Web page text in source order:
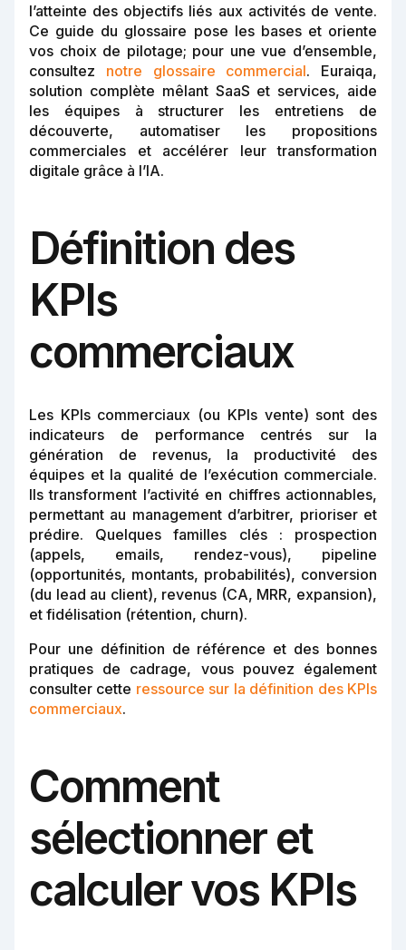
l’atteinte des objectifs liés aux activités de vente.
Ce guide du glossaire pose les bases et oriente
vos choix de pilotage; pour une vue d’ensemble,
consultez notre glossaire commercial. Euraiqa,
solution complète mêlant SaaS et services, aide
les équipes à structurer les entretiens de
découverte, automatiser les propositions
commerciales et accélérer leur transformation
digitale grâce à l’IA.
Définition des
KPIs
commerciaux
Les KPIs commerciaux (ou KPIs vente) sont des
indicateurs de performance centrés sur la
génération de revenus, la productivité des
équipes et la qualité de l’exécution commerciale.
Ils transforment l’activité en chiffres actionnables,
permettant au management d’arbitrer, prioriser et
prédire. Quelques familles clés : prospection
(appels, emails, rendez-vous), pipeline
(opportunités, montants, probabilités), conversion
(du lead au client), revenus (CA, MRR, expansion),
et fidélisation (rétention, churn).
Pour une définition de référence et des bonnes
pratiques de cadrage, vous pouvez également
consulter cette ressource sur la définition des KPIs
commerciaux.
Comment
sélectionner et
calculer vos KPIs